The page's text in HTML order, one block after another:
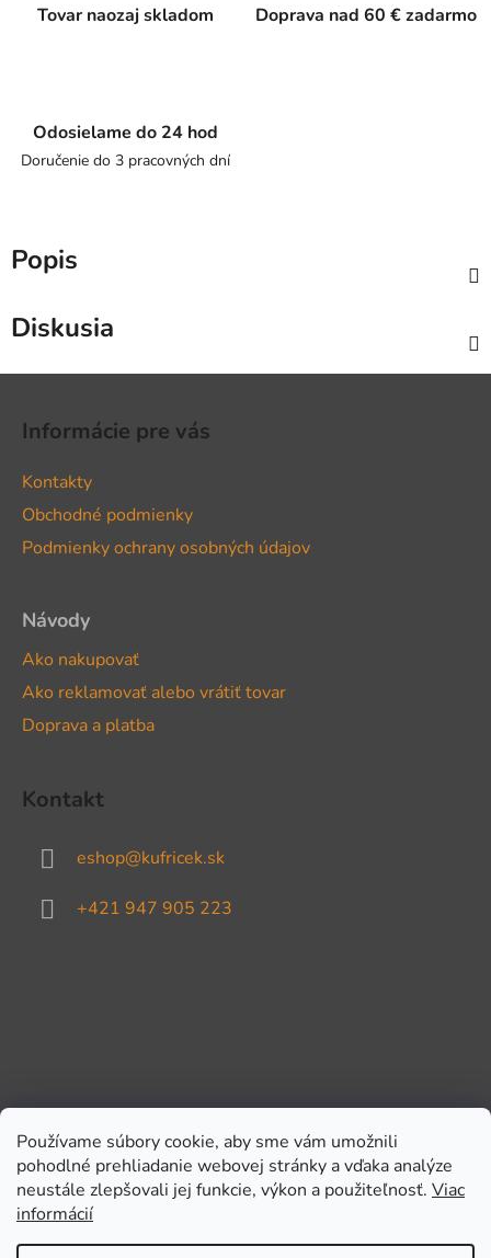
Používame súbory cookie, aby sme vám umožnili
pohodlné prehliadanie webovej stránky a vďaka analýze
neustále zlepšovali jej funkcie, výkon a použiteľnosť. Viac
informácií
Tovar naozaj skladom Doprava nad 60 € zadarmo
Odosielame do 24 hod
Doručenie do 3 pracovných dní
Popis
Diskusia
Informácie pre vás
Kontakty
Obchodné podmienky
Podmienky ochrany osobných údajov
Návody
Ako nakupovať
Ako reklamovať alebo vrátiť tovar
Doprava a platba
Kontakt
eshop@kufricek.sk
+421 947 905 223
Prijímame online platby